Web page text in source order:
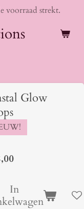
voorraad strekt.
Glow
In